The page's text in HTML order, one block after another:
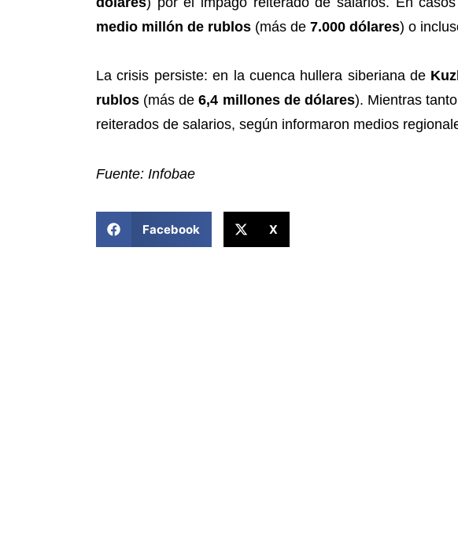
medio millón de rublos (más de 7.000 dólares) o
La crisis persiste: en la cuenca hullera siberiana de
rublos (más de6,4 millones de dólares). Mientras
reiterados de salarios, según informaron medios
Fuente: Infobae
Facebook X